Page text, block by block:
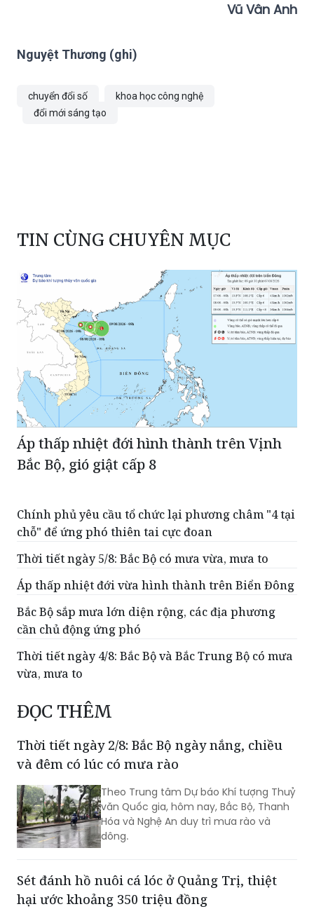
Vũ Vân Anh
Nguyệt Thương (ghi)
chuyển đổi số
khoa học công nghệ
đổi mới sáng tạo
TIN CÙNG CHUYÊN MỤC
Áp thấp nhiệt đới hình thành trên Vịnh
Bắc Bộ, gió giật cấp 8
Chính phủ yêu cầu tổ chức lại phương châm "4 tại
chỗ" để ứng phó thiên tai cực đoan
Thời tiết ngày 5/8: Bắc Bộ có mưa vừa, mưa to
Áp thấp nhiệt đới vừa hình thành trên Biển Đông
Bắc Bộ sắp mưa lớn diện rộng, các địa phương
cần chủ động ứng phó
Thời tiết ngày 4/8: Bắc Bộ và Bắc Trung Bộ có mưa
vừa, mưa to
ĐỌC THÊM
Thời tiết ngày 2/8: Bắc Bộ ngày nắng, chiều
và đêm có lúc có mưa rào
Theo Trung tâm Dự báo Khí tượng Thuỷ
văn Quốc gia, hôm nay, Bắc Bộ, Thanh
Hóa và Nghệ An duy trì mưa rào và
dông.
Sét đánh hồ nuôi cá lóc ở Quảng Trị, thiệt
hại ước khoảng 350 triệu đồng